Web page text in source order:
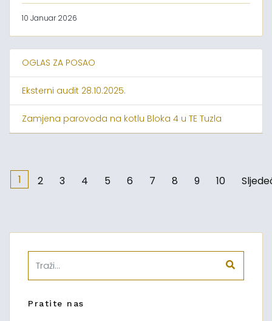
10 Januar 2026
OGLAS ZA POSAO
Eksterni audit 28.10.2025.
Zamjena parovoda na kotlu Bloka 4 u TE Tuzla
1 2 3 4 5 6 7 8 9 10
Pratite nas